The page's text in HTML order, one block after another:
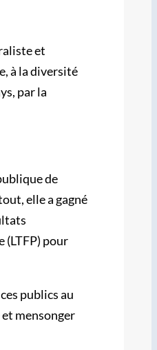
et
à la diversité
par la
de
elle a gagné
pour
publics au
mensonger